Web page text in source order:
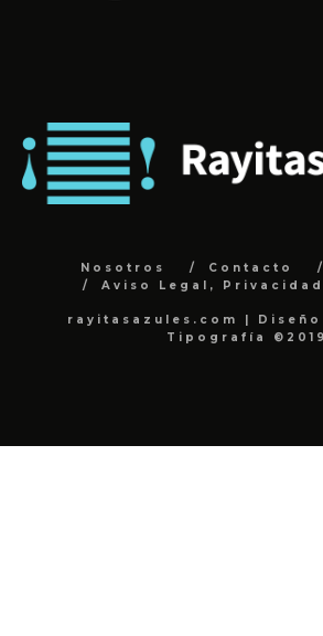
Nosotros Contacto
Aviso Legal,
rayitasazules.com |
Tipografía ©2019